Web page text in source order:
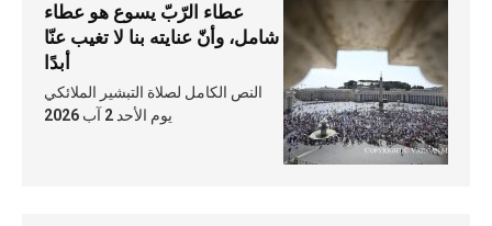
عطاء الرّبّ يسوع هو عطاء
شامل، وأنّ عنايته بنا لا تغيب عنّا
أبدًا
النص الكامل لصلاة التبشير الملائكي
يوم الأحد 2 آب 2026